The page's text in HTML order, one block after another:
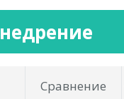
Сравнение